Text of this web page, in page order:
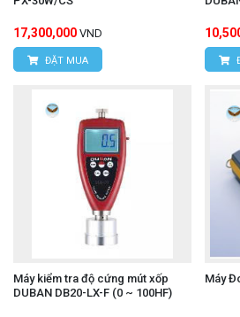
17,300,000 VND
ĐẶT MUA
Máy kiểm tra độ cứng mút xốp
DUBAN DB20-LX-F (0 ~ 100HF)
Máy